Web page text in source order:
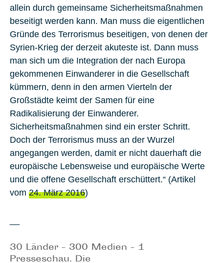
allein durch gemeinsame Sicherheitsmaßnahmen
beseitigt werden kann. Man muss die eigentlichen
Gründe des Terrorismus beseitigen, von denen der
Syrien-Krieg der derzeit akuteste ist. Dann muss
man sich um die Integration der nach Europa
gekommenen Einwanderer in die Gesellschaft
kümmern, denn in den armen Vierteln der
Großstädte keimt der Samen für eine
Radikalisierung der Einwanderer.
Sicherheitsmaßnahmen sind ein erster Schritt.
Doch der Terrorismus muss an der Wurzel
angegangen werden, damit er nicht dauerhaft die
europäische Lebensweise und europäische Werte
und die offene Gesellschaft erschüttert.“ (Artikel
vom 24. März 2016)
30 Länder - 300 Medien - 1
Presseschau. Die